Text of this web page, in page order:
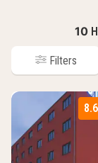
10
Filters
8.6